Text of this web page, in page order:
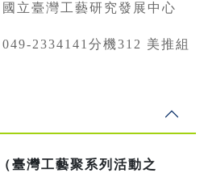
國立臺灣工藝研究發展中心
049-2334141分機312 美推組
臺灣工藝聚系列活動之